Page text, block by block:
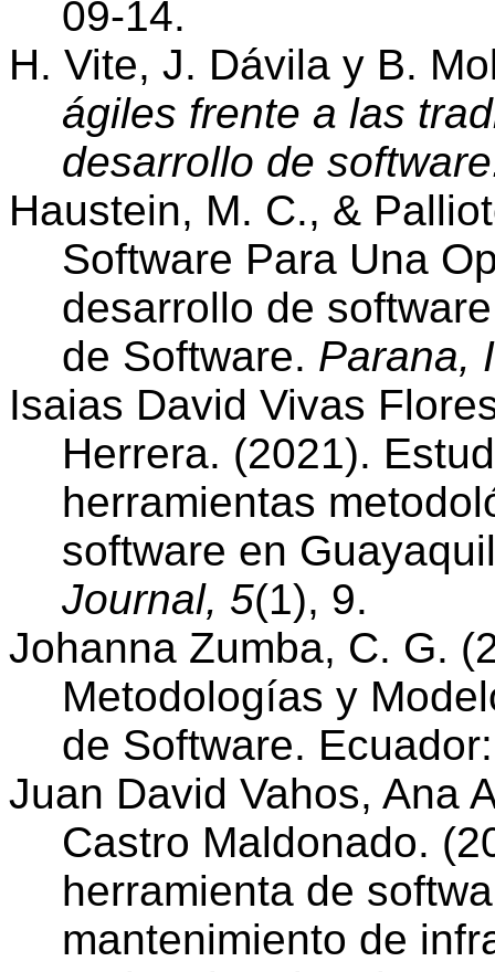
09-14.
H. Vite, J. Dávila y B.
ágiles frente a las
desarrollo de
Haustein, M. C., &
Software Para Una
desarrollo de
de Software. Parana, I
Isaias David Vivas
Herrera. (2021).
herramientas
software en
Journal, 5(1), 9.
Johanna Zumba, C. G.
Metodologías y
de Software.
Juan David Vahos, Ana
Castro Maldonado.
herramienta de
mantenimiento de